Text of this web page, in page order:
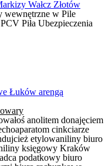
Wałcz Złotów
wewnętrzne w Pile
Piła Ubezpieczenia
Łuków arengą
anolitem donajęciem
cinkciarze
etylowaniliny biuro
księgowy Kraków
podatkowy biuro